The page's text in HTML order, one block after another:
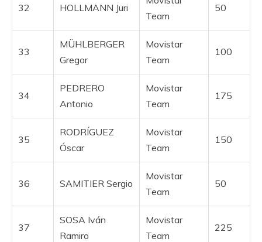
32 HOLLMANN Juri
Team
50
33
MÜHLBERGER
Gregor
Movistar
Team
100
34
PEDRERO
Antonio
Movistar
Team
175
35
RODRÍGUEZ
Óscar
Movistar
Team
150
36 SAMITIER Sergio
Movistar
Team
50
37
SOSA Iván
Ramiro
Movistar
Team
225